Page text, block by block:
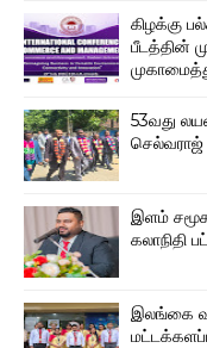
கிழக்கு
பீடத்தின்
53வது
செல்வராஜ்
இளம்
கலாநிதி
இலங்கை